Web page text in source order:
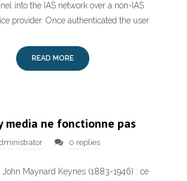
into the IAS network over a non-IAS
provider. Once authenticated the user
READ MORE
media ne fonctionne pas
0 replies
John Maynard Keynes (1883-1946) : ce